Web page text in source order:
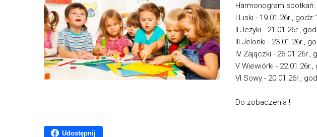
Harmonogram spotkań:
I Liski - 19.01.26r.,
II Jeżyki - 21.01.26r.,
III Jelonki - 23.01.26r.,
IV Zajączki - 26.01.26r.,
V Wiewiórki -
VI Sowy - 20.01.26r.,
Do zobaczenia !
Udostępnij